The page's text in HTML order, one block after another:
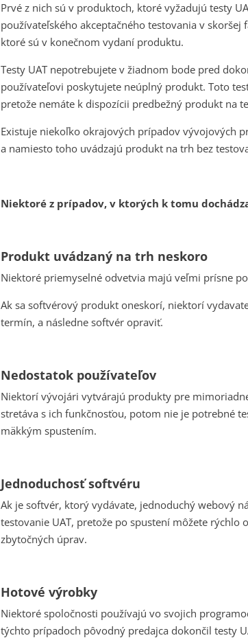
Prvé z nich sú v produktoch, ktoré vyžadujú testy
používateľského akceptačného testovania v
ktoré sú v konečnom vydaní produktu.
Testy UAT nepotrebujete v žiadnom bode pred
používateľovi poskytujete neúplný produkt. Toto
pretože nemáte k dispozícii predbežný produkt na
Existuje niekoľko okrajových prípadov vývojových
a namiesto toho uvádzajú produkt na trh bez
Niektoré z prípadov, v ktorých k tomu
Produkt uvádzaný na trh neskoro
Niektoré priemyselné odvetvia majú veľmi prísne
Ak sa softvérový produkt oneskorí, niektorí
termín, a následne softvér opraviť.
Nedostatok používateľov
Niektorí vývojári vytvárajú produkty pre
stretáva s ich funkčnosťou, potom nie je potrebné
mäkkým spustením.
Jednoduchosť softvéru
Ak je softvér, ktorý vydávate, jednoduchý webový
testovanie UAT, pretože po spustení môžete
zbytočných úprav.
Hotové výrobky
Niektoré spoločnosti používajú vo svojich
týchto prípadoch pôvodný predajca dokončil testy